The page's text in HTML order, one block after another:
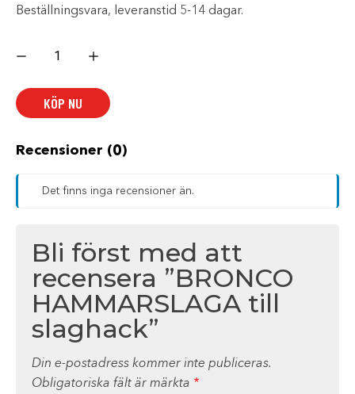
Beställningsvara, leveranstid 5-14 dagar.
HAMMARSLAGA
mängd
KÖP NU
Recensioner (0)
Det finns inga recensioner än.
Bli först med att
recensera ”BRONCO
HAMMARSLAGA till
slaghack”
Din e-postadress kommer inte publiceras.
Obligatoriska fält är märkta *